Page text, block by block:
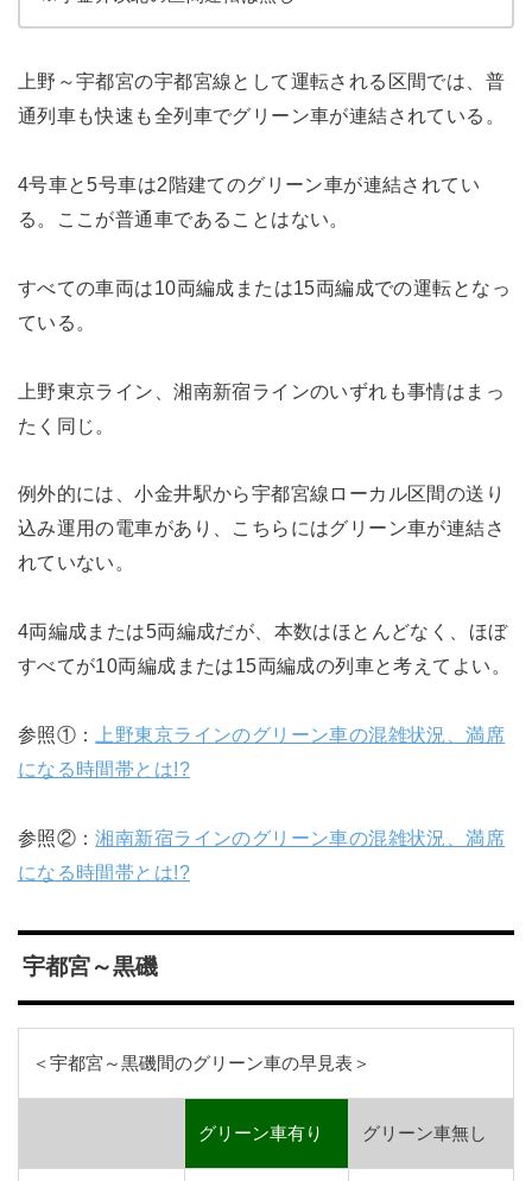
上野～宇都宮の宇都宮線として運転される区間では、普
通列車も快速も全列車でグリーン車が連結されている。
4号車と5号車は2階建てのグリーン車が連結されてい
る。ここが普通車であることはない。
すべての車両は10両編成または15両編成での運転となっ
ている。
上野東京ライン、湘南新宿ラインのいずれも事情はまっ
たく同じ。
例外的には、小金井駅から宇都宮線ローカル区間の送り
込み運用の電車があり、こちらにはグリーン車が連結さ
れていない。
4両編成または5両編成だが、本数はほとんどなく、ほぼ
すべてが10両編成または15両編成の列車と考えてよい。
参照①：
上野東京ラインのグリーン車の混雑状況、満席
になる時間帯とは!?
参照②：湘南新宿ラインのグリーン車の混雑状況、満席
になる時間帯とは!?
宇都宮～黒磯
＜宇都宮～黒磯間のグリーン車の早見表＞
グリーン車有り グリーン車無し